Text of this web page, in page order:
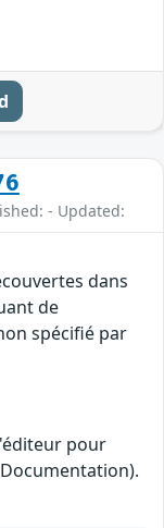
- Updated:
dans
de
spécifié par
pour